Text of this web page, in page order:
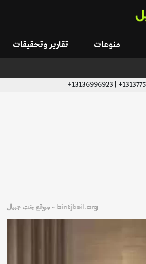
منوعات تقارير وتحقيقات
bintjbeil.org - موقع بنت جبيل